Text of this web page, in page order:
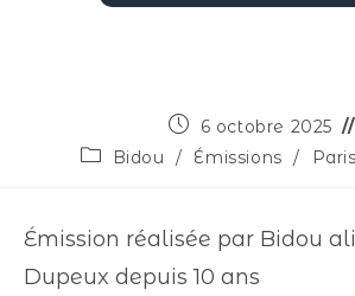
6 octobre 2025
Bidou
/ Émissions /
Émission réalisée par Bidou
Dupeux depuis 10 ans